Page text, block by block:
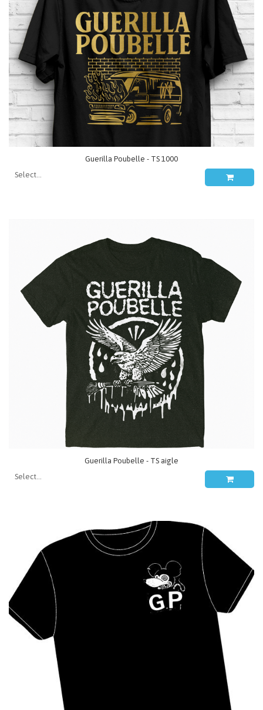
Guerilla Poubelle - TS 1000
Guerilla Poubelle - TS aigle